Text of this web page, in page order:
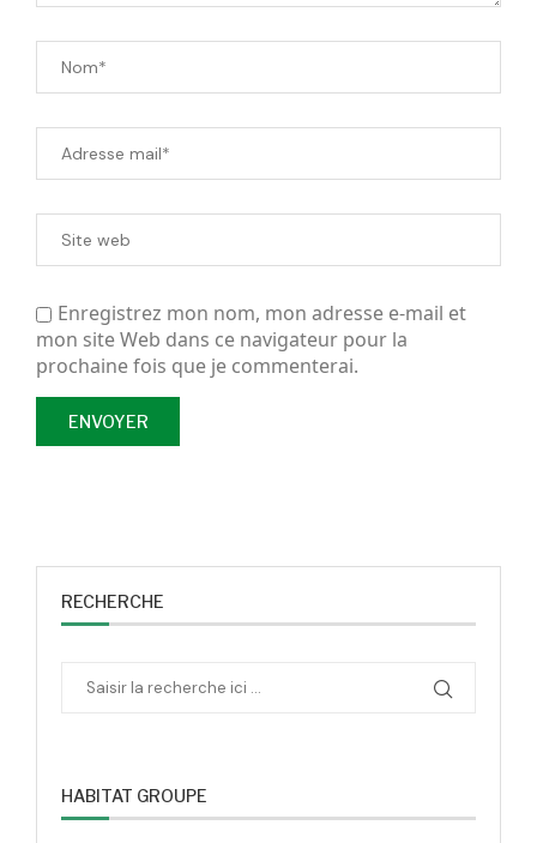
Enregistrez mon nom, mon adresse e-mail et
mon site Web dans ce navigateur pour la
prochaine fois que je commenterai.
RECHERCHE
HABITAT GROUPE